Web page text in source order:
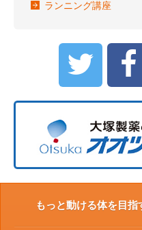
ランニング講座
もっと動ける体を目